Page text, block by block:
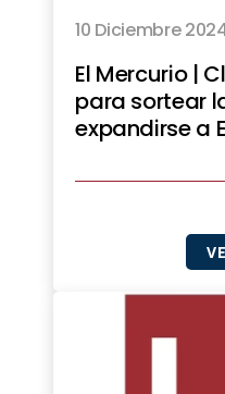
10 Diciembre
El Mercurio |
para sortear
expandirse a